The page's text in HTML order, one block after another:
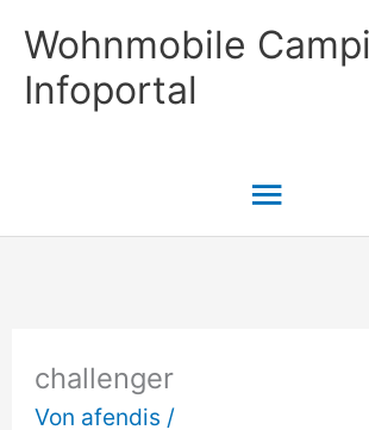
Inhalt
springen
Wohnmobile
Infoportal
challenger
Von afendis /